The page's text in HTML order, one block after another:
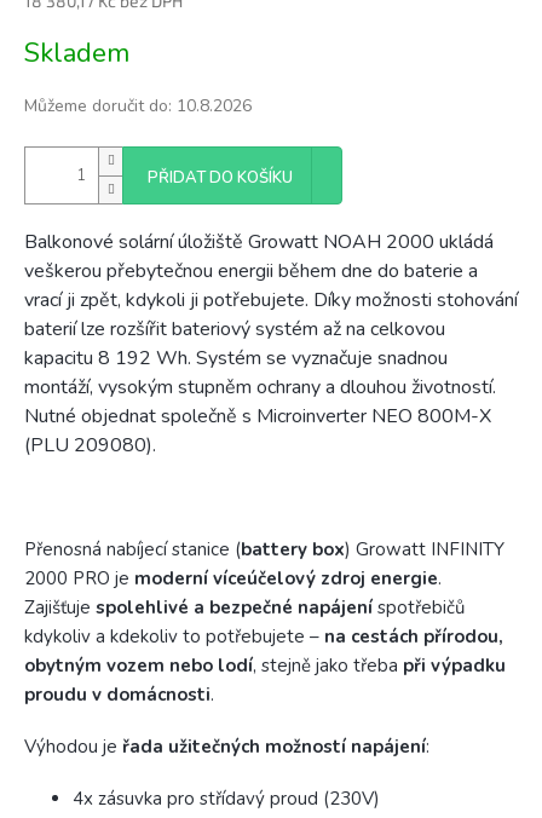
cena:
Skladem
Můžeme doručit do: 10.8.2026
PŘIDAT DO KOŠÍKU
Balkonové solární úložiště Growatt NOAH 2000 ukládá
veškerou přebytečnou energii během dne do baterie a
vrací ji zpět, kdykoli ji potřebujete. Díky možnosti stohování
baterií lze rozšířit bateriový systém až na celkovou
kapacitu 8 192 Wh. Systém se vyznačuje snadnou
montáží, vysokým stupněm ochrany a dlouhou životností.
Nutné objednat společně s Microinverter NEO 800M-X
(PLU 209080).
Přenosná nabíjecí stanice (battery box) Growatt INFINITY
2000 PRO je moderní víceúčelový zdroj energie.
Zajišťuje spolehlivé a bezpečné napájení spotřebičů
kdykoliv a kdekoliv to potřebujete – na cestách přírodou,
obytným vozem nebo lodí, stejně jako třeba při výpadku
proudu v domácnosti.
Výhodou je řada užitečných možností napájení:
4x zásuvka pro střídavý proud (230V)